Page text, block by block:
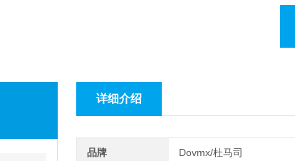
详细介绍
品牌 Dovmx/杜马司